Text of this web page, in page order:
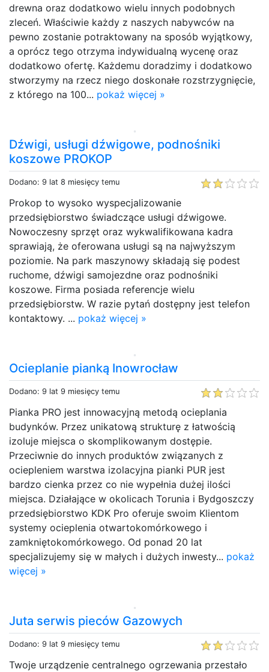
drewna oraz dodatkowo wielu innych podobnych
zleceń. Właściwie każdy z naszych nabywców na
pewno zostanie potraktowany na sposób wyjątkowy,
a oprócz tego otrzyma indywidualną wycenę oraz
dodatkowo ofertę. Każdemu doradzimy i dodatkowo
stworzymy na rzecz niego doskonałe rozstrzygnięcie,
z którego na 100... pokaż więcej »
Dźwigi, usługi dźwigowe, podnośniki
koszowe PROKOP
Dodano: 9 lat 8 miesięcy temu
Prokop to wysoko wyspecjalizowanie
przedsiębiorstwo świadczące usługi dźwigowe.
Nowoczesny sprzęt oraz wykwalifikowana kadra
sprawiają, że oferowana usługi są na najwyższym
poziomie. Na park maszynowy składają się podest
ruchome, dźwigi samojezdne oraz podnośniki
koszowe. Firma posiada referencje wielu
przedsiębiorstw. W razie pytań dostępny jest telefon
kontaktowy. ... pokaż więcej »
Ocieplanie pianką Inowrocław
Dodano: 9 lat 9 miesięcy temu
Pianka PRO jest innowacyjną metodą ocieplania
budynków. Przez unikatową strukturę z łatwością
izoluje miejsca o skomplikowanym dostępie.
Przeciwnie do innych produktów związanych z
ociepleniem warstwa izolacyjna pianki PUR jest
bardzo cienka przez co nie wypełnia dużej ilości
miejsca. Działające w okolicach Torunia i Bydgoszczy
przedsiębiorstwo KDK Pro oferuje swoim Klientom
systemy ocieplenia otwartokomórkowego i
zamkniętokomórkowego. Od ponad 20 lat
specjalizujemy się w małych i dużych inwesty... pokaż
więcej »
Juta serwis pieców Gazowych
Dodano: 9 lat 9 miesięcy temu
Twoje urządzenie centralnego ogrzewania przestało